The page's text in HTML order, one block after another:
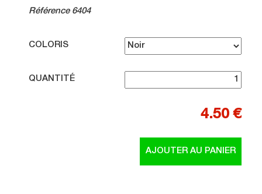
Référence 6404
COLORIS
QUANTITÉ
4.50 €